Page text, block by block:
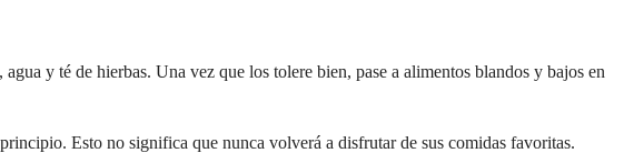
y té de hierbas. Una vez que los tolere bien, pase a alimentos blandos y bajos en
Esto no significa que nunca volverá a disfrutar de sus comidas favoritas.